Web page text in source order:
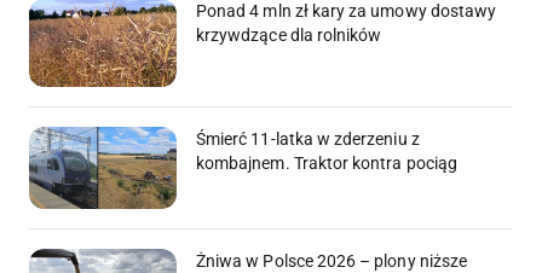
Ponad 4 mln zł kary za umowy dostawy
krzywdzące dla rolników
Śmierć 11-latka w zderzeniu z
kombajnem. Traktor kontra pociąg
Żniwa w Polsce 2026 – plony niższe